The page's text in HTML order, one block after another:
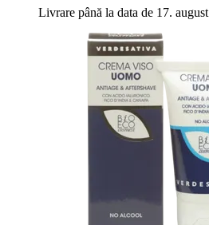
Livrare până la data de 17. august